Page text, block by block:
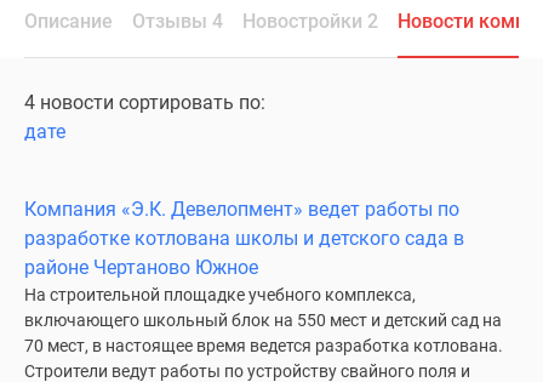
Описание Отзывы 4 Новостройки 2 Новости
4 новости сортировать по:
дате
Компания «Э.К. Девелопмент» ведет работы по
разработке котлована школы и детского сада в
районе Чертаново Южное
На строительной площадке учебного комплекса,
включающего школьный блок на 550 мест и детский сад на
70 мест, в настоящее время ведется разработка котлована.
Строители ведут работы по устройству свайного поля и